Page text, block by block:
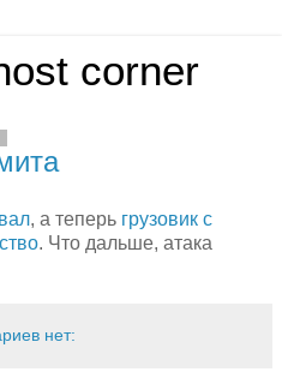
corner
, а теперь грузовик с
. Что дальше, атака
нет: